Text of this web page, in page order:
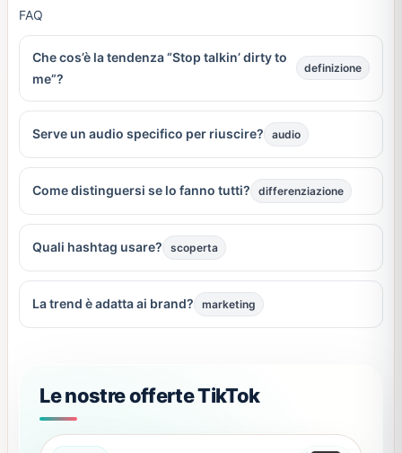
FAQ
Che cos’è la tendenza “Stop talkin’ dirty to
me”?
definizione
Serve un audio specifico per riuscire? audio
Come distinguersi se lo fanno tutti? differenziazione
Quali hashtag usare? scoperta
La trend è adatta ai brand? marketing
Le nostre offerte TikTok